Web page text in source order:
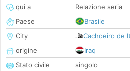
qui a
Relazione seria
Paese
Brasile
City
Cachoeiro de
origine
Iraq
Stato civile
singolo